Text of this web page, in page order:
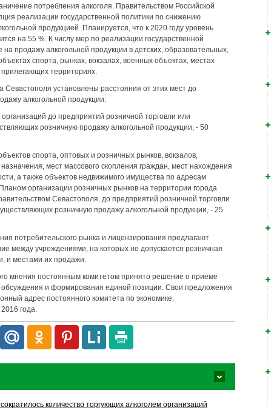
потребления алкоголя. Правительством Российской
реализации государственной политики по снижению
продукцией. Планируется, что к 2020 году уровень
на 55 %. К числу мер по реализации государственной
продажу алкогольной продукции в детских, образовательных,
спорта, рынках, вокзалах, военных объектах, местах
территориях.
Севастополя установлены расстояния от этих мест до
алкогольной продукции:
до предприятий розничной торговли или
розничную продажу алкогольной продукции, - 50
спорта, оптовых и розничных рынков, вокзалов,
мест массового скопления граждан, мест нахождения
а также объектов недвижимого имущества по адресам
организации розничных рынков на территории города
Севастополя, до предприятий розничной торговли
розничную продажу алкогольной продукции, - 25
потребительского рынка и лицензирования предлагают
между учреждениями, на которых не допускается розничная
и местами их продажи.
мнения постоянным комитетом принято решение о приеме
и формирования единой позиции. Свои предложения
адрес постоянного комитета по экономике:
года.
количество торгующих алкоголем организаций